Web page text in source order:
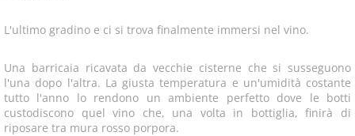
L'ultimo gradino e ci si trova finalmente immersi nel vino.
Una barricaia ricavata da vecchie cisterne che si susseguono
l'una dopo l'altra. La giusta temperatura e un'umidità costante
tutto l'anno lo rendono un ambiente perfetto dove le botti
custodiscono quel vino che, una volta in bottiglia, finirà di
riposare tra mura rosso porpora.